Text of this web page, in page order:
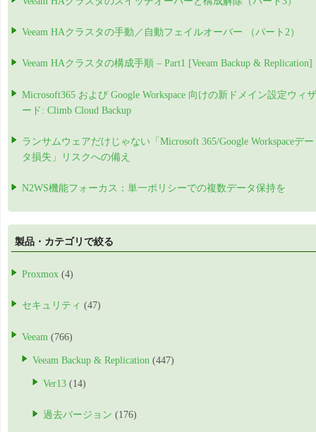
Veeam HAクラスタの手動／自動フェイルオーバー （パート2）
Veeam HAクラスタの構成手順 – Part1 [Veeam Backup & Replication]
Microsoft365 および Google Workspace 向けの新ドメイン設定ウィザ
ード: Climb Cloud Backup
ランサムウェアだけじゃない「Microsoft 365/Google Workspaceデー
タ損失」リスクへの備え
N2WS機能フォーカス：単一ポリシーでの複数データ保持を
製品・カテゴリで絞る
Proxmox (4)
セキュリティ (47)
Veeam (766)
Veeam Backup & Replication (447)
Ver13 (14)
過去バージョン (176)